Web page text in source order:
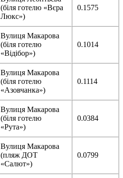
(біля готелю «Вєра
Люкс»)
0.1575
Вулиця Макарова
(біля готелю
«Відібор»)
0.1014
Вулиця Макарова
(біля готелю
«Азовчанка»)
0.1114
Вулиця Макарова
(біля готелю
«Рута»)
0.0384
Вулиця Макарова
(пляж ДОТ
«Салют»)
0.0799